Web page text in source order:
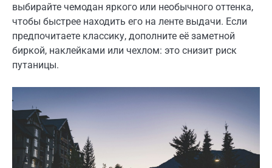
выбирайте чемодан яркого или необычного оттенка,
чтобы быстрее находить его на ленте выдачи. Если
предпочитаете классику, дополните её заметной
биркой, наклейками или чехлом: это снизит риск
путаницы.